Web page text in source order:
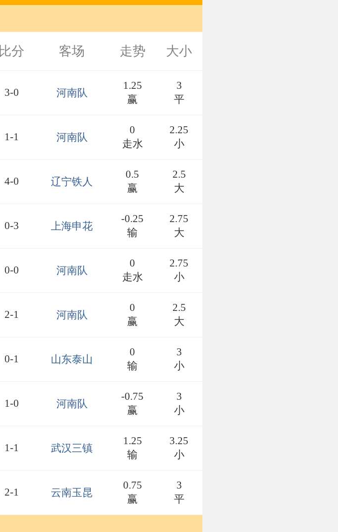
比分 客场 走势 大小
3-0 河南队
1.25
赢
3
平
1-1 河南队
0
走水
2.25
小
4-0 辽宁铁人
0.5
赢
2.5
大
0-3 上海申花
-0.25
输
2.75
大
0-0 河南队
0
走水
2.75
小
2-1 河南队
0
赢
2.5
大
0-1 山东泰山
0
输
3
小
1-0 河南队
-0.75
赢
3
小
1-1 武汉三镇
1.25
输
3.25
小
2-1 云南玉昆
0.75
赢
3
平